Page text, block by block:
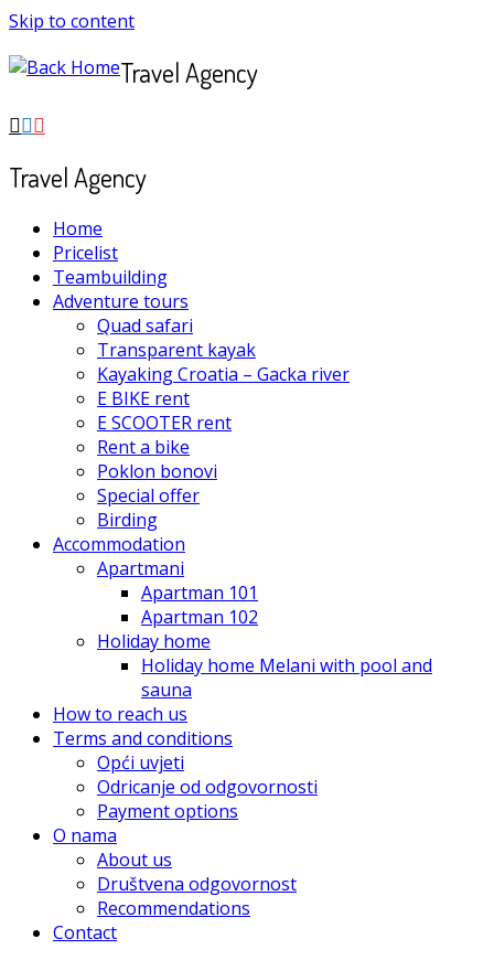
Skip to content
Travel Agency
Travel Agency
Home
Pricelist
Teambuilding
Adventure tours
Quad safari
Transparent kayak
Kayaking Croatia – Gacka river
E BIKE rent
E SCOOTER rent
Rent a bike
Poklon bonovi
Special offer
Birding
Accommodation
Apartmani
Apartman 101
Apartman 102
Holiday home
Holiday home Melani with pool and
sauna
How to reach us
Terms and conditions
Opći uvjeti
Odricanje od odgovornosti
Payment options
O nama
About us
Društvena odgovornost
Recommendations
Contact